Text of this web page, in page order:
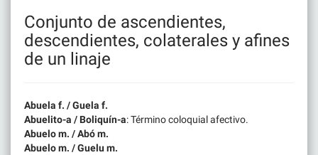
Conjunto de ascendientes,
descendientes, colaterales y afines
de un linaje
Abuela f. / Guela f.
Abuelito-a / Boliquín-a: Término coloquial afectivo.
Abuelo m. / Abó m.
Abuelo m. / Guelu m.